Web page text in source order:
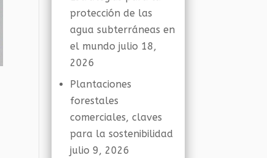
protección de las
agua subterráneas en
el mundo julio 18,
2026
Plantaciones
forestales
comerciales, claves
para la sostenibilidad
julio 9, 2026